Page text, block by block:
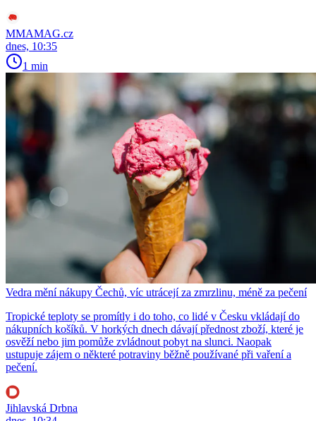
MMAMAG.cz
dnes, 10:35
1 min
Vedra mění nákupy Čechů, víc utrácejí za zmrzlinu, méně za pečení
Tropické teploty se promítly i do toho, co lidé v Česku vkládají do
nákupních košíků. V horkých dnech dávají přednost zboží, které je
osvěží nebo jim pomůže zvládnout pobyt na slunci. Naopak
ustupuje zájem o některé potraviny běžně používané při vaření a
pečení.
Jihlavská Drbna